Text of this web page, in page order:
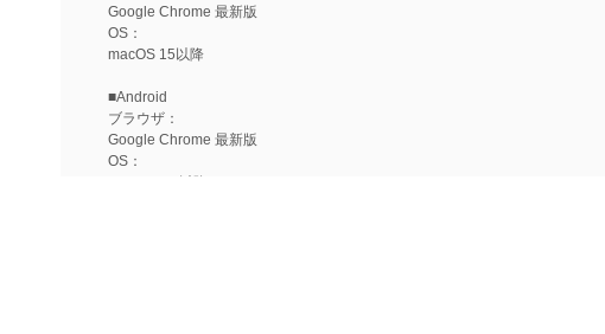
Google Chrome 最新版
OS：
macOS 15以降
■Android
ブラウザ：
Google Chrome 最新版
OS：
Android 15以降